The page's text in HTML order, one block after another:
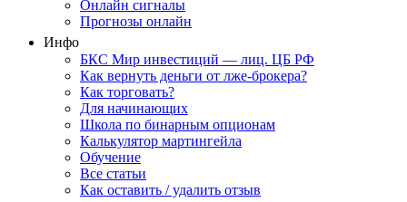
Онлайн сигналы
Прогнозы онлайн
Инфо
БКС Мир инвестиций — лиц. ЦБ РФ
Как вернуть деньги от лже-брокера?
Как торговать?
Для начинающих
Школа по бинарным опционам
Калькулятор мартингейла
Обучение
Все статьи
Как оставить / удалить отзыв